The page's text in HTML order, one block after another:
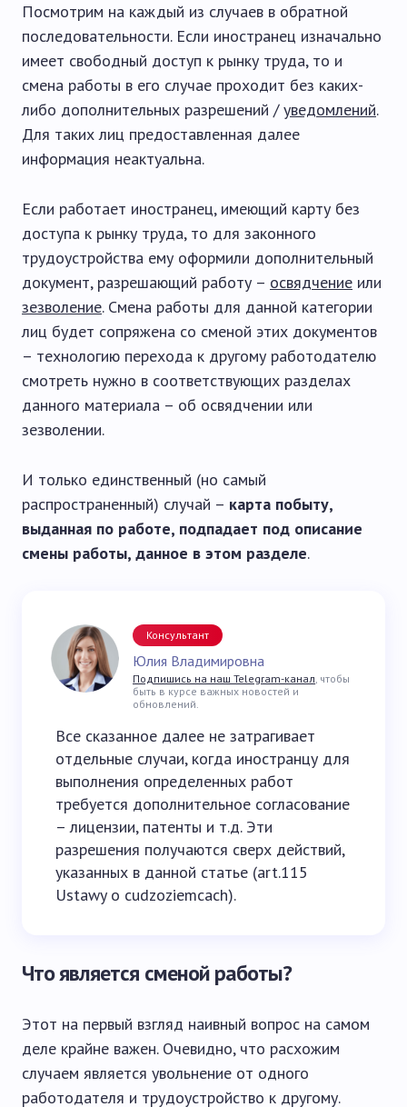
Посмотрим на каждый из случаев в обратной
последовательности. Если иностранец изначально
имеет свободный доступ к рынку труда, то и
смена работы в его случае проходит без каких-
либо дополнительных разрешений /уведомлений.
Для таких лиц предоставленная далее
информация неактуальна.
Если работает иностранец, имеющий карту без
доступа к рынку труда, то для законного
трудоустройства ему оформили дополнительный
документ, разрешающий работу – освядчение или
зезволение. Смена работы для данной категории
лиц будет сопряжена со сменой этих документов
– технологию перехода к другому работодателю
смотреть нужно в соответствующих разделах
данного материала – об освядчении или
зезволении.
И только единственный (но самый
распространенный) случай – карта побыту,
выданная по работе, подпадает под описание
смены работы, данное в этом разделе.
Консультант
Юлия Владимировна
Подпишись на наш Telegram-канал, чтобы
быть в курсе важных новостей и
обновлений.
Все сказанное далее не затрагивает
отдельные случаи, когда иностранцу для
выполнения определенных работ
требуется дополнительное согласование
– лицензии, патенты и т.д. Эти
разрешения получаются сверх действий,
указанных в данной статье (art.115
Ustawy o cudzoziemcach).
Что является сменой работы?
Этот на первый взгляд наивный вопрос на самом
деле крайне важен. Очевидно, что расхожим
случаем является увольнение от одного
работодателя и трудоустройство к другому.